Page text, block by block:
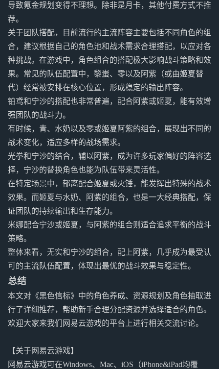
导致氪金规划变得不理想。除非是月卡，其他付费方式不推
荐。
关于团队搭配，目前流行的主流阵容主要包括不同角色的组
合，建议根据自己的角色池和战术需求合理搭配，以应对各
种挑战。在游戏中，角色组合的搭配极大影响战斗策略和效
果。常见的队伍配置中，黎蚩、零以及阿紫（或由姬夏替
代）经常被安排在核心位置，形成稳定的输出阵容。
铂鸢和宁沙的搭配也非常普遍，配合阿紫或姬夏，能有效增
强团队的战斗力。
有时候，青、水奶以及零或姬夏阿紫的组合，展现出不同的
战术变化，适应多样的战场需求。
光拳和宁沙的结合，辅以阿紫，成为许多玩家偏好的阵容选
择，宁沙的替换角色也能为队伍带来灵活性。
在特定场景中，郁离配合姬夏或火锤，能发挥出特殊的战术
效果。而姬夏与水奶、阿紫的组合，也是一大经典搭配，保
证团队的持续输出和生存能力。
米娜配合宁沙或姬夏，与阿紫的组合则适合追求平衡的战斗
策略。
整体来看，无实和宁沙的组合，配上阿紫，几乎成为最受认
可的主流队伍配置，体现出最优的战斗效果与稳定性。
总结
本文对《黑色信标》中的角色养成、资源规划及角色抽取进
行了详细推荐，帮助新手合理分配资源并选择适合的角色。
欢迎大家来我们网易云游戏的平台上进行相关交流讨论。
【关于网易云游戏】
网易云游戏可在Windows、Mac、iOS（iPhone&iPad均覆